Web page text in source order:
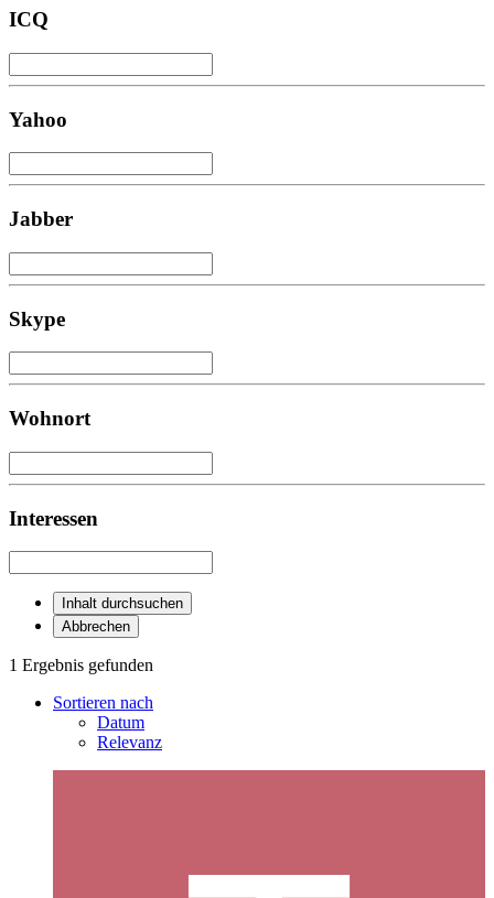
ICQ
Yahoo
Jabber
Skype
Wohnort
Interessen
Inhalt durchsuchen
Abbrechen
1 Ergebnis gefunden
Sortieren nach
Datum
Relevanz